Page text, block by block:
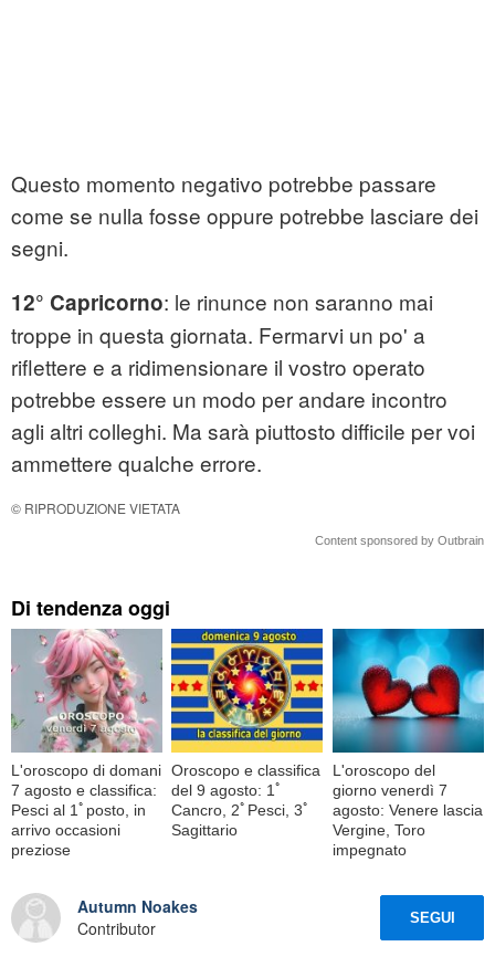
Questo momento negativo potrebbe passare
come se nulla fosse oppure potrebbe lasciare dei
segni.
12° Capricorno: le rinunce non saranno mai
troppe in questa giornata. Fermarvi un po' a
riflettere e a ridimensionare il vostro operato
potrebbe essere un modo per andare incontro
agli altri colleghi. Ma sarà piuttosto difficile per voi
ammettere qualche errore.
© RIPRODUZIONE VIETATA
Content sponsored by Outbrain
Di tendenza oggi
L'oroscopo di domani
7 agosto e classifica:
Pesci al 1ﾟposto, in
arrivo occasioni
preziose
Oroscopo e classifica
del 9 agosto: 1ﾟ
Cancro, 2ﾟPesci, 3ﾟ
Sagittario
L'oroscopo del
giorno venerdì 7
agosto: Venere lascia
Vergine, Toro
impegnato
Autumn Noakes
Contributor
SEGUI